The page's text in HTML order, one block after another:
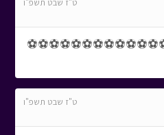
ט"ז שבט תשפ"ו
ט"ז שבט תשפ"ו